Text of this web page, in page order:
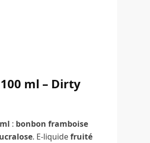
ml – Dirty
: bonbon framboise
. E-liquidefruité